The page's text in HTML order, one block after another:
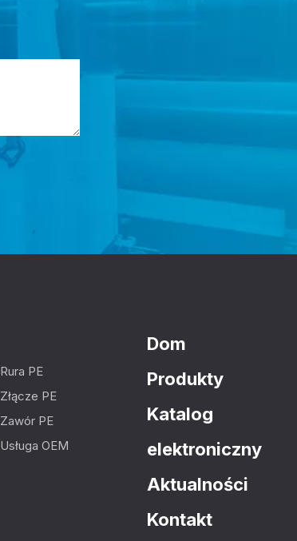
Rura PE
Złącze PE
Zawór PE
Usługa OEM
Dom
Produkty
Katalog
elektroniczny
Aktualności
Kontakt